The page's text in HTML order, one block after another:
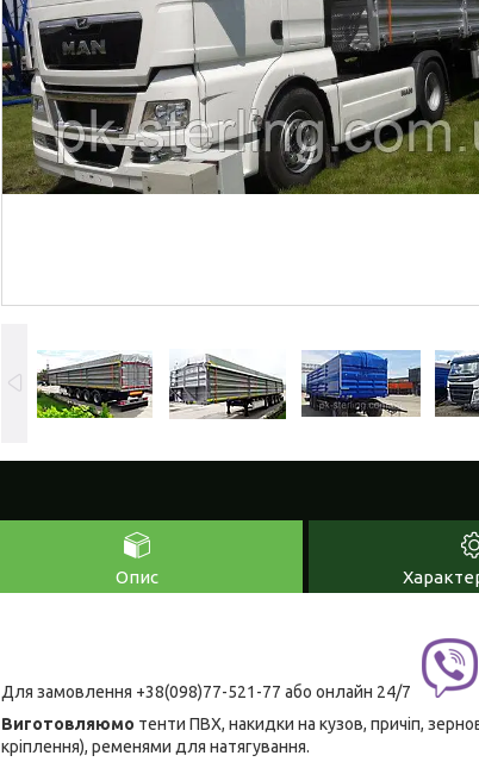
Опис
Для замовлення +38(098)77-521-77 або онлайн 24/7
Виготовляюмо тенти ПВХ, накидки на кузов, причіп,
кріплення), ременями для натягування.